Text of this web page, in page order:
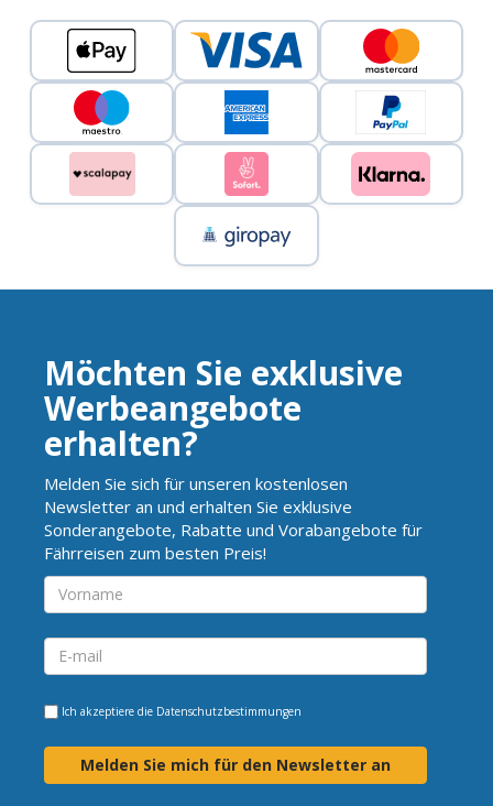
Möchten Sie exklusive
Werbeangebote
erhalten?
Melden Sie sich für unseren kostenlosen
Newsletter an und erhalten Sie exklusive
Sonderangebote, Rabatte und Vorabangebote für
Fährreisen zum besten Preis!
Ich akzeptiere die Datenschutzbestimmungen
Melden Sie mich für den Newsletter an